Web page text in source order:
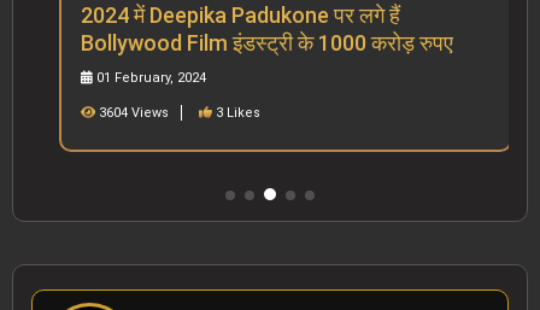
2024 में Deepika Padukone पर लगे हैं
Bollywood Film इंडस्ट्री के 1000 करोड़ रुपए
01 February, 2024
3604 Views 3 Likes